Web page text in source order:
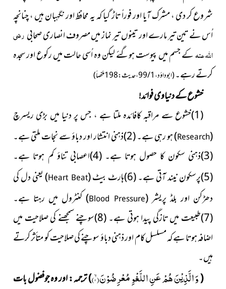
شروع کر دی ، مشرک آیا اور فوراً تاڑ گیا کہ یہ محافظ اور نگہبان ہیں ، چنانچہ
اُس نے تین تیر مارے اور تینوں تیر نماز میں مصروف انصاری صحابیرضی
اللہ عنہکے جسم میں پیوست ہوگئے لیکن وہ اُسی حالت میں رکوع اور سجدہ
کرتے رہے۔(ابو داؤد ، 1 / 99 ، حدیث : 198 ملخصاً)
خشوع کے دنیاوی فوائد!
(1)خشوع سے مراقبہ کافائدہ ملتا ہے ، جس پر دنیا میں بڑ
ی ریسرچ
(
Research
)ہو
رہی ہے۔ (2)ذہنی انتشار اور دباؤ سے نجات ملتی ہے۔
(3)ذہنی سکون کا حصول ہوتا ہے۔ (4)اعصابی تناؤ کم ہوتا ہے۔
(5)پرسکون نیند آتی ہے۔ (6)ہارٹ
بیٹ(
Heart Beat
)یعنی دل کی
دھڑکن اور بلڈ پریشر(
Blood Pressure
) کنٹرول میں رہتا ہے۔
(7)طبیعت میں تازگی پیدا ہوتی ہے۔ (8)سوچنے سمجھنے کی صلاحیت میں
اضافہ ہوتا ہے کہ مسلسل کام اور ذہنی دباؤ سوچنے کی صلاحیت کو متأثر کرتے
ہیں۔
(وَ الَّذِیْنَ هُمْ عَنِ اللَّغْوِ مُعْرِضُوْنَۙ(۳)
)ترجمہ :اور وہ جوفضول بات